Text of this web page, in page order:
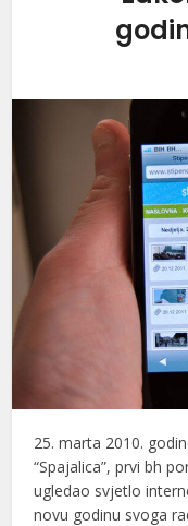
25. marta 2010.
“Spajalica”, prvi bh
ugledao svjetlo
novu godinu svoga